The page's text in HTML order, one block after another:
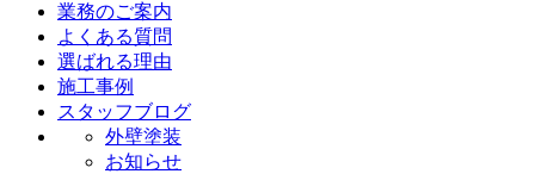
業務のご案内
よくある質問
選ばれる理由
施工事例
スタッフブログ
外壁塗装
お知らせ